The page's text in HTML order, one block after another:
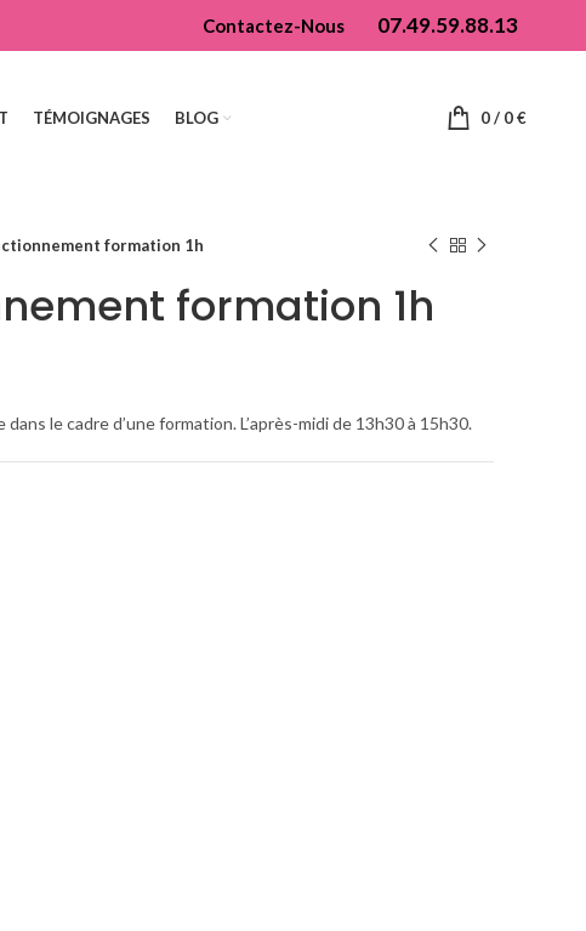
Contactez-Nous 07.49.59.88.13
TÉMOIGNAGES BLOG 0/ 0€
formation 1h
formation 1h
le cadre d’une formation. L’après-midi de 13h30 à 15h30.